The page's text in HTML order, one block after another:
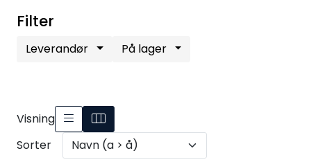
Filter
Leverandør På lager
Visning
Sorter